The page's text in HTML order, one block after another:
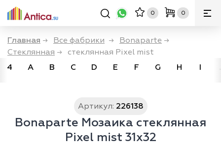
0 0
Главная → Все фабрики → Bonaparte →
Стеклянная →
стеклянная Pixel mist
4
A B C D E F G H I
Артикул: 226138
Bonaparte Мозаика стеклянная
Pixel mist 31x32